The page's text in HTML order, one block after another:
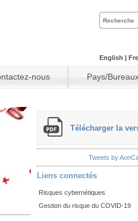
English |
nous Pays/
Télécharger la
Tweets by
Liens connectés
Risques cybernétiques
Gestion du risque du COVID-19